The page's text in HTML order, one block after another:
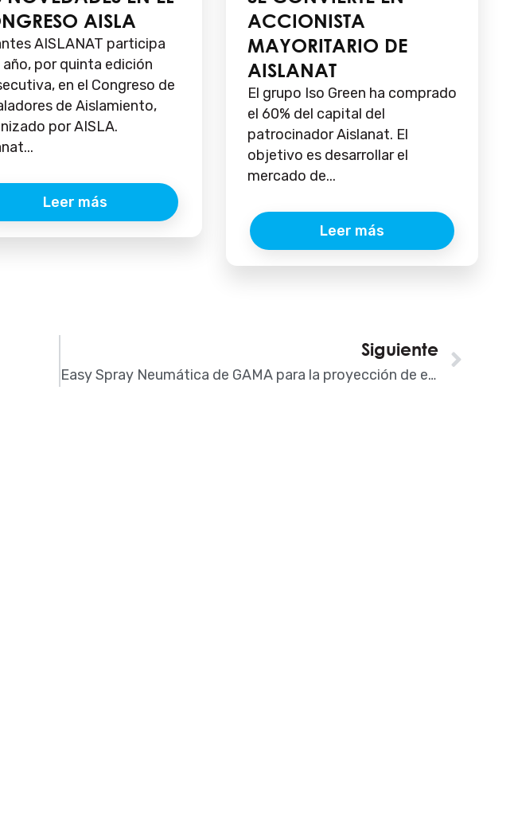
AISLA
AISLANAT participa
por quinta edición
en el Congreso de
de Aislamiento,
por AISLA.
Leer más
ACCIONISTA
MAYORITARIO DE
AISLANAT
El grupo Iso Green ha comprado
el 60% del capital del
patrocinador Aislanat. El
objetivo es desarrollar el
mercado de...
Leer más
Siguiente
Easy Spray Neumática de GAMA para la proyección de espuma de poliuretano